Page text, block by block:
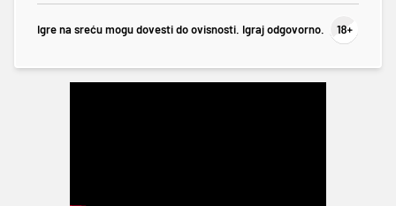
Igre na sreću mogu dovesti do ovisnosti. Igraj odgovorno.